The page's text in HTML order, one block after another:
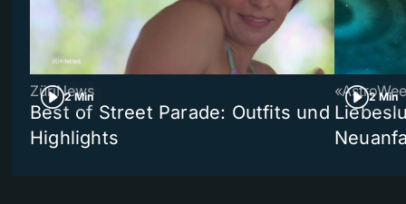
2 Min
ZüriNews
Best of Street Parade: Outfits und
Highlights
2 Min